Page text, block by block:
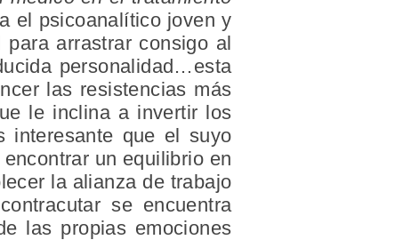
el psicoanalítico joven y
arrastrar consigo al
personalidad…esta
las resistencias más
le inclina a invertir los
interesante que el suyo
un equilibrio en
la alianza de trabajo
se encuentra
las propias emociones